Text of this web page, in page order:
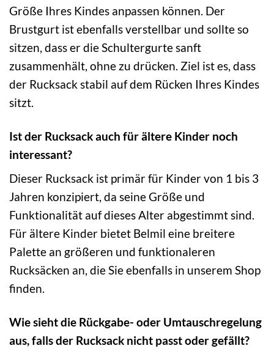
Größe Ihres Kindes anpassen können. Der
Brustgurt ist ebenfalls verstellbar und sollte so
sitzen, dass er die Schultergurte sanft
zusammenhält, ohne zu drücken. Ziel ist es, dass
der Rucksack stabil auf dem Rücken Ihres Kindes
sitzt.
Ist der Rucksack auch für ältere Kinder noch
interessant?
Dieser Rucksack ist primär für Kinder von 1 bis 3
Jahren konzipiert, da seine Größe und
Funktionalität auf dieses Alter abgestimmt sind.
Für ältere Kinder bietet Belmil eine breitere
Palette an größeren und funktionaleren
Rucksäcken an, die Sie ebenfalls in unserem Shop
finden.
Wie sieht die Rückgabe- oder Umtauschregelung
aus, falls der Rucksack nicht passt oder gefällt?